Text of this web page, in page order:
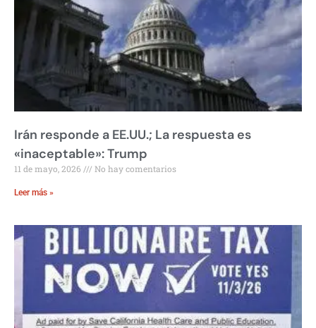
Irán responde a EE.UU.; La respuesta es
«inaceptable»: Trump
11 de mayo, 2026 No hay comentarios
Leer más »